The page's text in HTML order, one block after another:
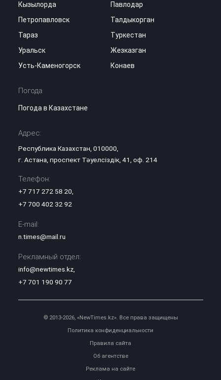
Кызылорда
Павлодар
Петропавловск
Талдыкорган
Тараз
Туркестан
Уральск
Жезказган
Усть-Каменогорск
Конаев
Погода
Погода в Казахстане
Адрес:
Республика Казахстан, 010000,
г. Астана, проспект Тәуелсіздік, 41, оф. 214
Телефон:
+7 717 272 58 20
+7 700 402 32 92
E-mail:
n.times@mail.ru
Рекламный отдел:
info@newtimes.kz,
+7 701 190 90 77
© 2013-2026, «NewTimes.kz». Все права защищены
Политика конфиденциальности
Правила сайта
Об агентстве
Реклама на сайте